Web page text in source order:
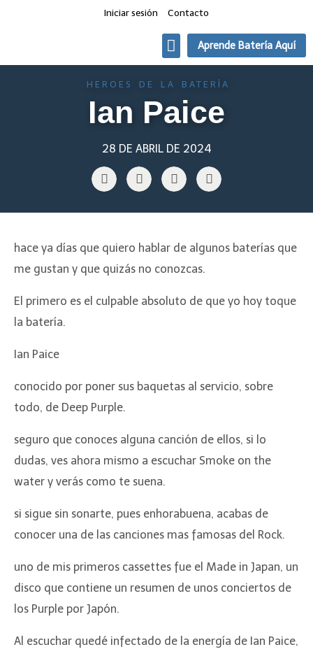
Iniciar sesión Contacto
Aprende Batería Aquí
HEROES DE LA BATERÍA
Ian Paice
28 DE ABRIL DE 2024
hace ya días que quiero hablar de algunos baterías que
me gustan y que quizás no conozcas.
El primero es el culpable absoluto de que yo hoy toque
la batería.
Ian Paice
conocido por poner sus baquetas al servicio, sobre
todo, de Deep Purple.
seguro que conoces alguna canción de ellos, si lo
dudas, ves ahora mismo a escuchar Smoke on the
water y verás como te suena.
si sigue sin sonarte, pues enhorabuena, acabas de
conocer una de las canciones mas famosas del Rock.
uno de mis primeros cassettes fue el Made in Japan, un
disco que contiene un resumen de unos conciertos de
los Purple por Japón.
Al escuchar quedé infectado de la energía de Ian Paice,